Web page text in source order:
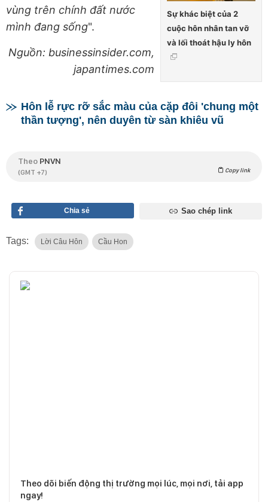
Sự khác biệt của 2
cuộc hôn nhân tan vỡ
và lối thoát hậu ly hôn
vùng trên chính đất nước
mình đang sống".
Nguồn: businessinsider.com,
japantimes.com
Hôn lễ rực rỡ sắc màu của cặp đôi 'chung một
thần tượng', nên duyên từ sàn khiêu vũ
Theo PNVN
(GMT +7) Copy link
Chia sẻ Sao chép link
Tags: Lời Câu Hôn Cầu Hon
Theo dõi biến động thị trường mọi lúc, mọi nơi, tải app
ngay!